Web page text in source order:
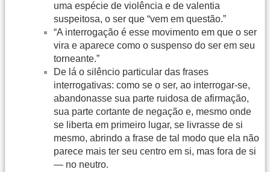
uma espécie de violência e de valentia
suspeitosa, o ser que “vem em questão.”
“A interrogação é esse movimento em que o ser
vira e aparece como o suspenso do ser em seu
torneante.”
De lá o silêncio particular das frases
interrogativas: como se o ser, ao interrogar-se,
abandonasse sua parte ruidosa de afirmação,
sua parte cortante de negação e, mesmo onde
se liberta em primeiro lugar, se livrasse de si
mesmo, abrindo a frase de tal modo que ela não
parece mais ter seu centro em si, mas fora de si
— no neutro.